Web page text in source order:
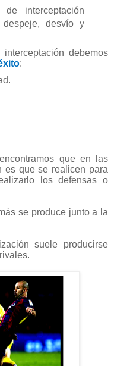
interceptación
desvío y
debemos
:
que en las
es que se realicen para
los defensas o
se produce junto a la
suele producirse